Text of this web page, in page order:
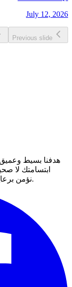
July 12, 2026
Previous slide
ابتسامتك لا
نؤمن برعاية أسنان شخصية تتخطى مجرد إصلاح الأسنان.